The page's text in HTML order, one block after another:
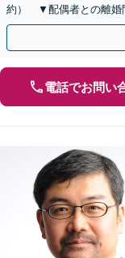
約） ▼配偶者との離婚
も受付中▼不倫慰謝料（
電話でお問い